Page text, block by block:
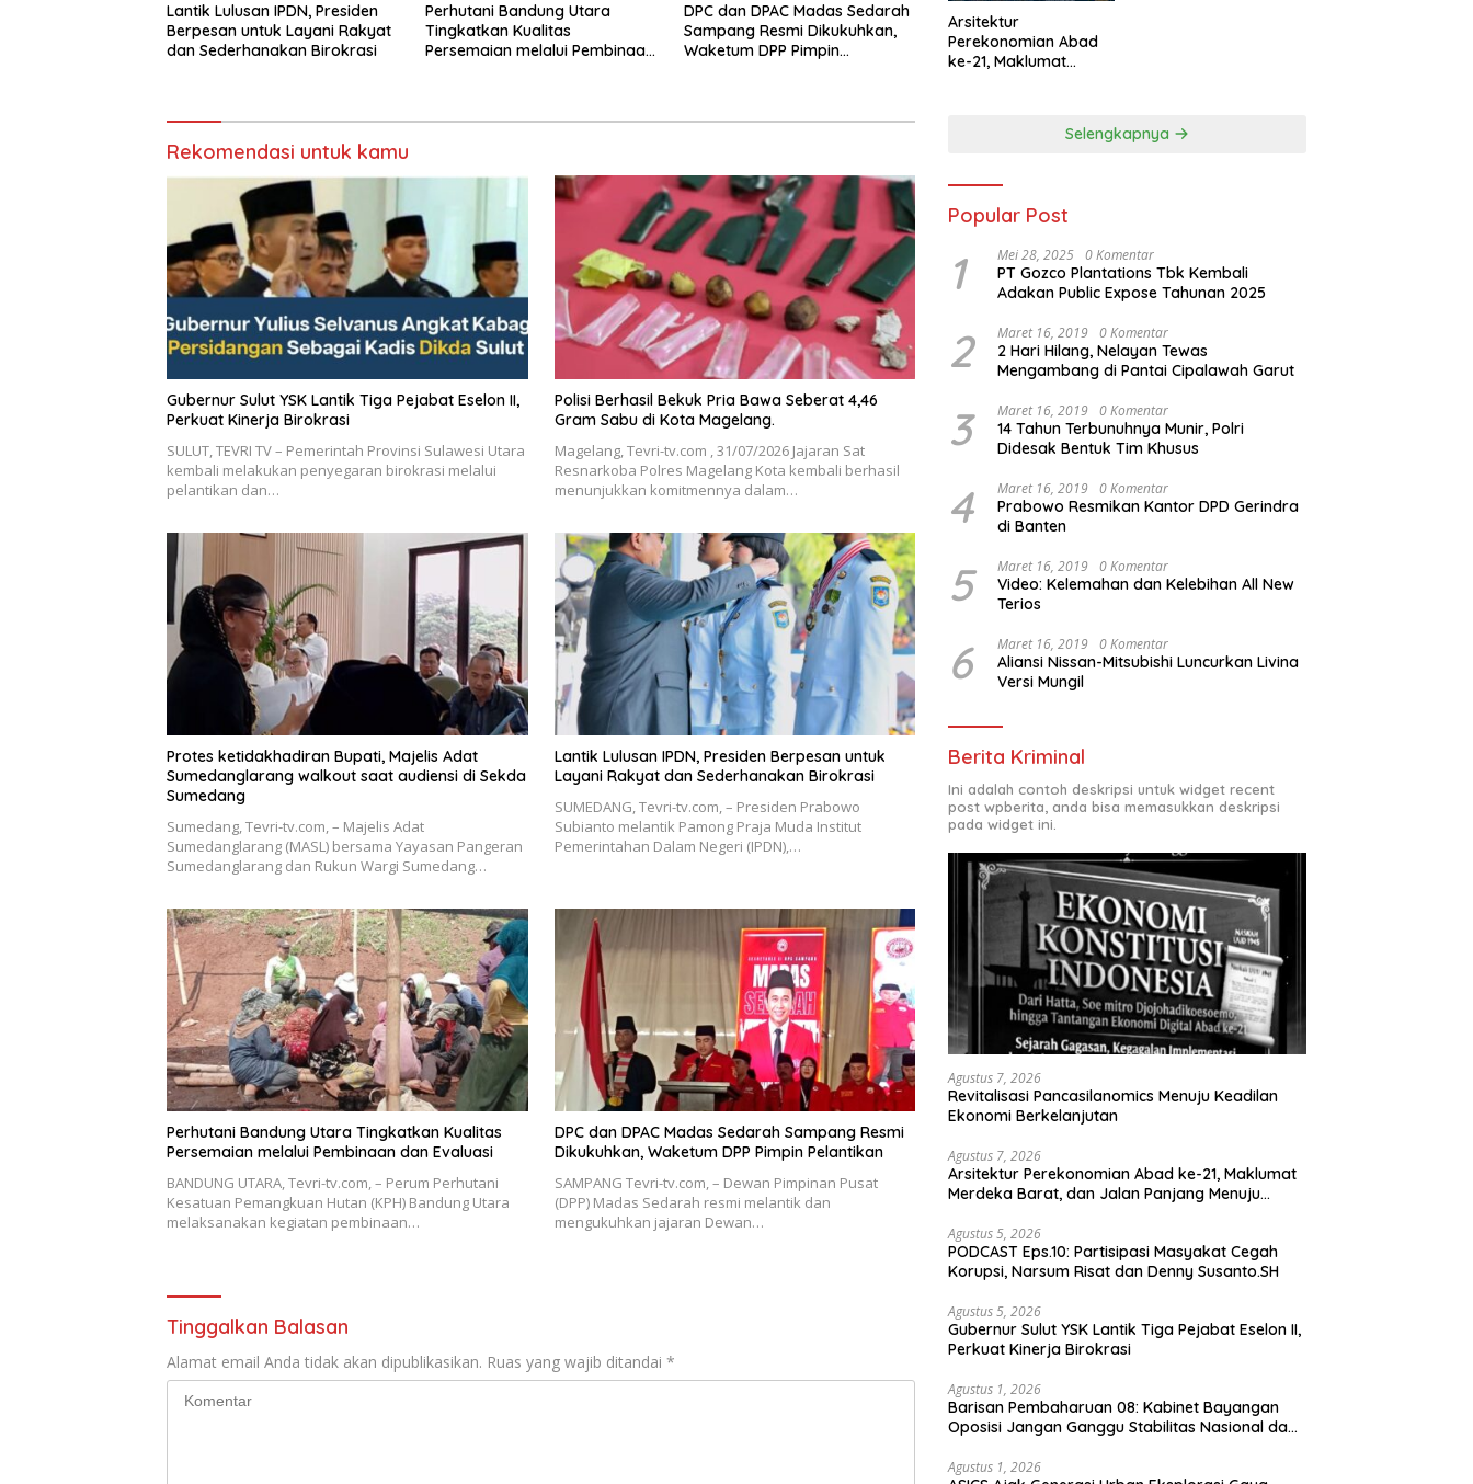
Lantik Lulusan IPDN, Presiden
Berpesan untuk Layani Rakyat
dan Sederhanakan Birokrasi
Perhutani Bandung Utara
Tingkatkan Kualitas
Persemaian melalui Pembinaan
DPC dan DPAC Madas Sedarah
Sampang Resmi Dikukuhkan,
Waketum DPP Pimpin
Rekomendasi untuk kamu
Gubernur Sulut YSK Lantik Tiga Pejabat Eselon II,
Perkuat Kinerja Birokrasi
SULUT, TEVRI TV – Pemerintah Provinsi Sulawesi Utara
kembali melakukan penyegaran birokrasi melalui
pelantikan dan…
Polisi Berhasil Bekuk Pria Bawa Seberat 4,46
Gram Sabu di Kota Magelang.
Magelang, Tevri-tv.com , 31/07/2026 Jajaran Sat
Resnarkoba Polres Magelang Kota kembali berhasil
menunjukkan komitmennya dalam…
Protes ketidakhadiran Bupati, Majelis Adat
Sumedanglarang walkout saat audiensi di Sekda
Sumedang
Sumedang, Tevri-tv.com, – Majelis Adat
Sumedanglarang (MASL) bersama Yayasan Pangeran
Sumedanglarang dan Rukun Wargi Sumedang…
Lantik Lulusan IPDN, Presiden Berpesan untuk
Layani Rakyat dan Sederhanakan Birokrasi
SUMEDANG, Tevri-tv.com, – Presiden Prabowo
Subianto melantik Pamong Praja Muda Institut
Pemerintahan Dalam Negeri (IPDN),…
Perhutani Bandung Utara Tingkatkan Kualitas
Persemaian melalui Pembinaan dan Evaluasi
BANDUNG UTARA, Tevri-tv.com, – Perum Perhutani
Kesatuan Pemangkuan Hutan (KPH) Bandung Utara
melaksanakan kegiatan pembinaan…
DPC dan DPAC Madas Sedarah Sampang Resmi
Dikukuhkan, Waketum DPP Pimpin Pelantikan
SAMPANG Tevri-tv.com, – Dewan Pimpinan Pusat
(DPP) Madas Sedarah resmi melantik dan
mengukuhkan jajaran Dewan…
Tinggalkan Balasan
Alamat email Anda tidak akan dipublikasikan. Ruas yang wajib ditandai *
Arsitektur
Perekonomian Abad
ke-21, Maklumat
Selengkapnya
Popular Post
1 Mei 28, 2025 0 Komentar
PT Gozco Plantations Tbk Kembali
Adakan Public Expose Tahunan 2025
2 Maret 16, 2019 0 Komentar
2 Hari Hilang, Nelayan Tewas
Mengambang di Pantai Cipalawah Garut
3 Maret 16, 2019 0 Komentar
14 Tahun Terbunuhnya Munir, Polri
Didesak Bentuk Tim Khusus
4 Maret 16, 2019 0 Komentar
Prabowo Resmikan Kantor DPD Gerindra
di Banten
5 Maret 16, 2019 0 Komentar
Video: Kelemahan dan Kelebihan All New
Terios
6 Maret 16, 2019 0 Komentar
Aliansi Nissan-Mitsubishi Luncurkan Livina
Versi Mungil
Berita Kriminal
Ini adalah contoh deskripsi untuk widget recent
post wpberita, anda bisa memasukkan deskripsi
pada widget ini.
Agustus 7, 2026
Revitalisasi Pancasilanomics Menuju Keadilan
Ekonomi Berkelanjutan
Agustus 7, 2026
Arsitektur Perekonomian Abad ke-21, Maklumat
Merdeka Barat, dan Jalan Panjang Menuju
Agustus 5, 2026
PODCAST Eps.10: Partisipasi Masyakat Cegah
Korupsi, Narsum Risat dan Denny Susanto.SH
Agustus 5, 2026
Gubernur Sulut YSK Lantik Tiga Pejabat Eselon II,
Perkuat Kinerja Birokrasi
Agustus 1, 2026
Barisan Pembaharuan 08: Kabinet Bayangan
Oposisi Jangan Ganggu Stabilitas Nasional dan
Agustus 1, 2026